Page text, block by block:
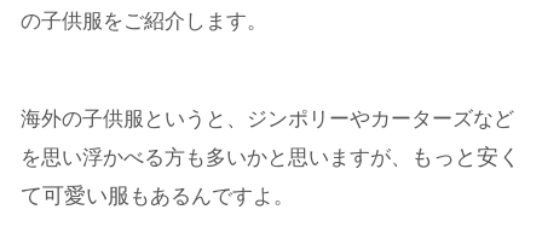
の子供服をご紹介します。
海外の子供服というと、ジンポリーやカーターズなど
を思い浮かべる方も多いかと思いますが、
もっと安く
て可愛い服 もあるんですよ。